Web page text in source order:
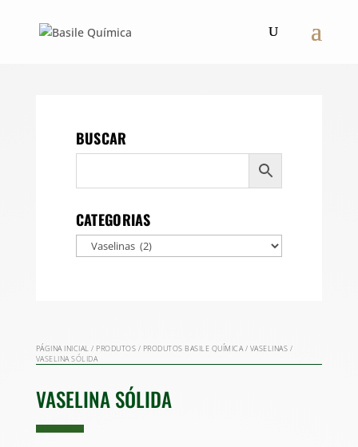
BUSCAR
CATEGORIAS
PÁGINA INICIAL / PRODUTOS / PRODUTOS BASILE QUÍMICA/ VASELINAS /
VASELINA SÓLIDA
VASELINA SÓLIDA